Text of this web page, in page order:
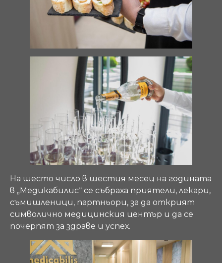
На шесто число в шестия месец на годината
в „Медикабилис“ се събраха приятели, лекари,
съмишленици, партньори, за да открият
символично медицинския център и да се
почерпят за здраве и успех.